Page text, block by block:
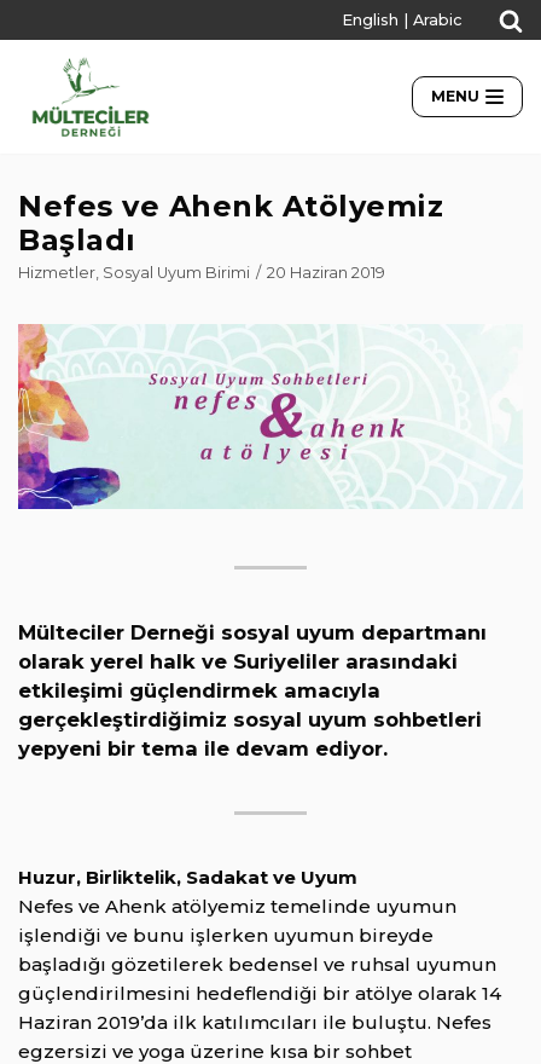
English Arabic
MENU
Nefes ve Ahenk Atölyemiz
Başladı
Hizmetler, Sosyal Uyum Birimi 20 Haziran 2019
Mülteciler Derneği sosyal uyum departmanı
olarak yerel halk ve Suriyeliler arasındaki
etkileşimi güçlendirmek amacıyla
gerçekleştirdiğimiz sosyal uyum sohbetleri
yepyeni bir tema ile devam ediyor.
Huzur, Birliktelik, Sadakat ve Uyum
Nefes ve Ahenk atölyemiz temelinde uyumun
işlendiği ve bunu işlerken uyumun bireyde
başladığı gözetilerek bedensel ve ruhsal uyumun
güçlendirilmesini hedeflendiği bir atölye olarak 14
Haziran 2019’da ilk katılımcıları ile buluştu. Nefes
egzersizi ve yoga üzerine kısa bir sohbet